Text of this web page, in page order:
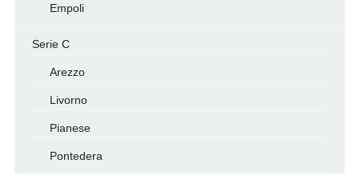
Empoli
Serie C
Arezzo
Livorno
Pianese
Pontedera